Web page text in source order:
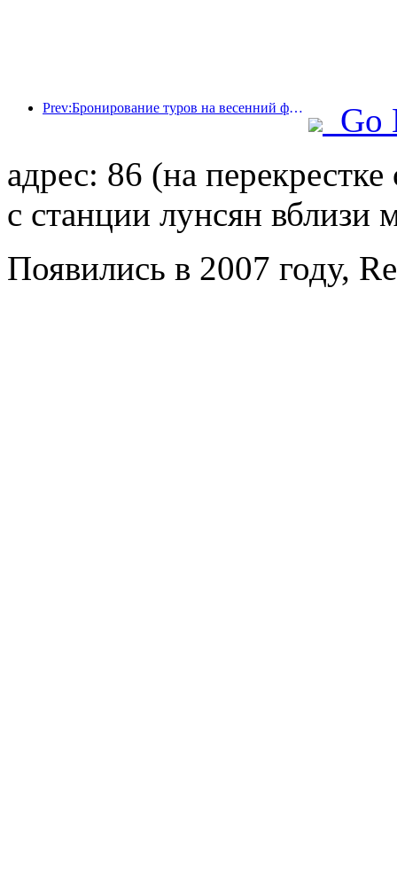
Prev:Бронирование туров на весенний фестиваль стремительно растет! 2,3 миллиона гостиничных компаний могут иметь хороший старт
Go
адрес: 86 (на
с станции лунсян вблизи
Появились в 2007 году,